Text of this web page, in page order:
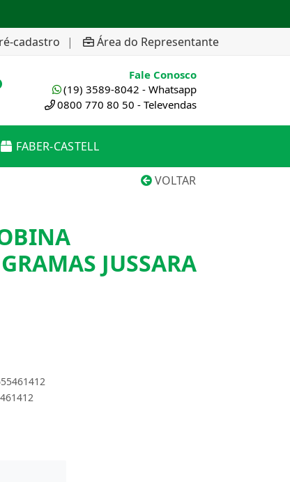
cadastro | Área do Representante
Fale Conosco
(19) 3589-8042 - Whatsapp
0800 770 80 50 - Televendas
FABER-CASTELL
VOLTAR
JUSSARA